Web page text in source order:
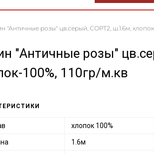
"Античные розы" цв.серый, СОРТ2, ш.1.6м,
"Античные розы"
100%, 110гр/м.кв
хлопок 100%
1.6м